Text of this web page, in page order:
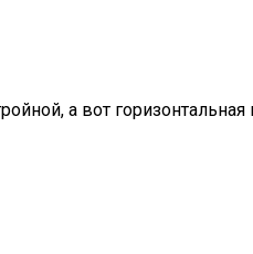
а вот горизонтальная